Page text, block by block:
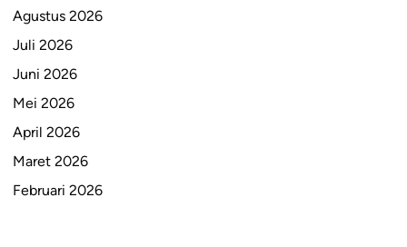
Agustus 2026
Juli 2026
Juni 2026
Mei 2026
April 2026
Maret 2026
Februari 2026